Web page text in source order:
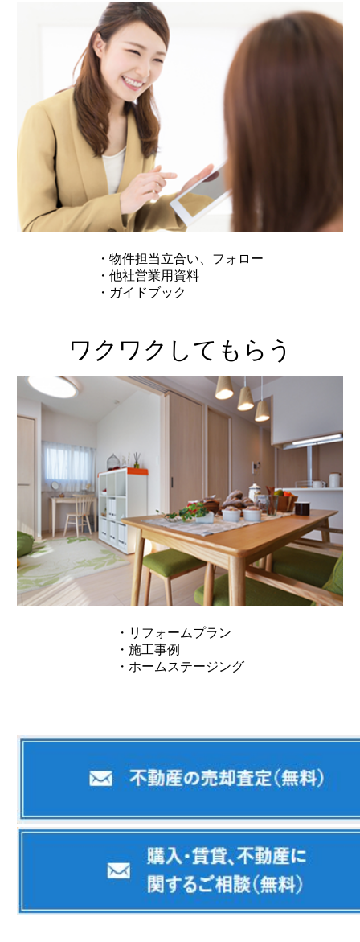
・物件担当立合い、フォロー
・他社営業用資料
・ガイドブック
ワクワクしてもらう
・リフォームプラン
・施工事例
・ホームステージング